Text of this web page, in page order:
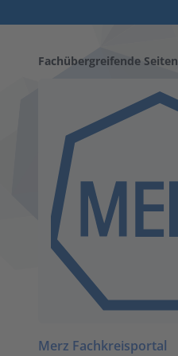
Fachübergreifende Seiten
Merz Fachkreisportal